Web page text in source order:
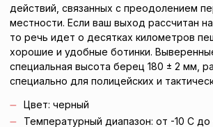
действий, связанных с преодолением
местности. Если ваш выход рассчитан
то речь идет о десятках километров
хорошие и удобные ботинки.
специальная высота берец 180 ± 2 мм,
специально для полицейских и
Цвет: черный
Температурный диапазон: от -10 С до